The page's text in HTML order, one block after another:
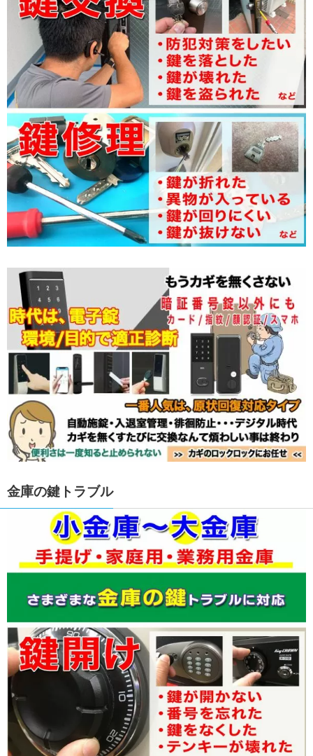
金庫の鍵トラブル